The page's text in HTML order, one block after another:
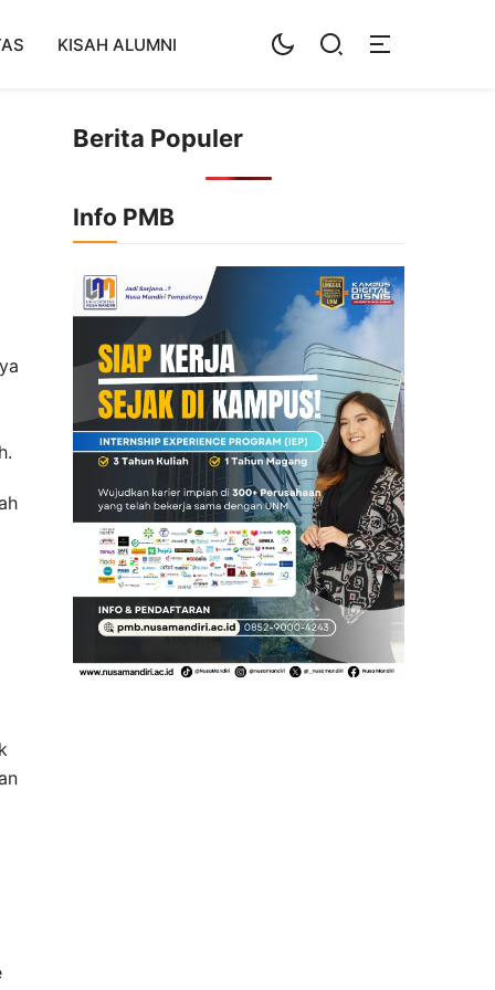
KISAH ALUMNI
Berita Populer
Info PMB